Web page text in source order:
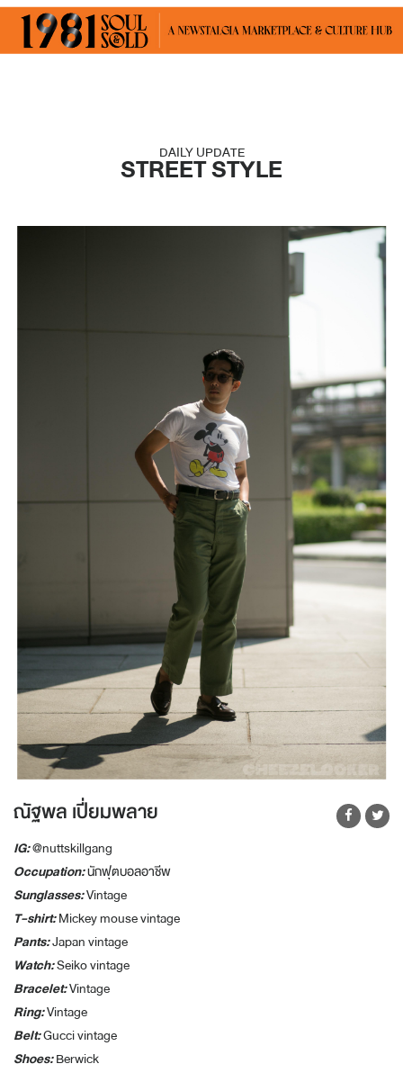
DAILY UPDATE
STREET STYLE
ณัฐพล เปี่ยมพลาย
IG:@nuttskillgang
Occupation:นักฟุตบอลอาชีพ
Sunglasses:Vintage
T-shirt:Mickey mouse vintage
Pants:Japan vintage
Watch:Seiko vintage
Bracelet:Vintage
Ring:Vintage
Belt:Gucci vintage
Shoes:Berwick